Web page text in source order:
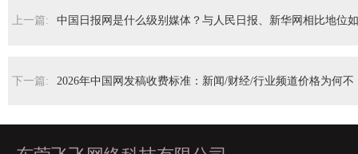
上一篇: 中国日报网是什么级别媒体？与人民日报、新华网相比地位如
下一篇: 2026年中国网发稿收费标准：新闻/财经/行业频道价格为何不